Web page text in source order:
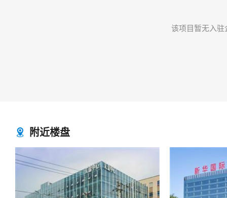
该项目暂无入
 附近楼盘